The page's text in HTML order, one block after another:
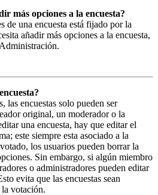
más opciones a la encuesta?
de una encuesta está fijado por la
añadir más opciones a la encuesta,
las encuestas solo pueden ser
original, un moderador o la
una encuesta, hay que editar el
este siempre esta asociado a la
los usuarios pueden borrar la
Sin embargo, si algún miembro
o administradores pueden editar
evita que las encuestas sean
la votación.